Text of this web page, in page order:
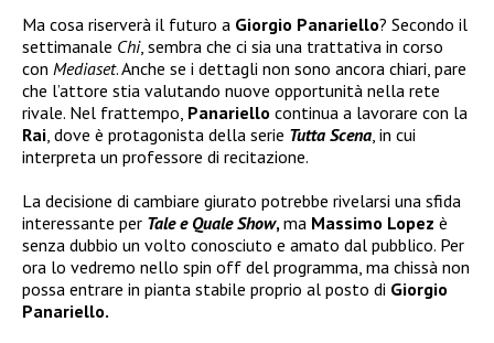
Ma cosa riserverà il futuro a Giorgio Panariello? Secondo il
settimanale Chi, sembra che ci sia una trattativa in corso
con Mediaset. Anche se i dettagli non sono ancora chiari, pare
che l’attore stia valutando nuove opportunità nella rete
rivale. Nel frattempo, Panariello continua a lavorare con la
Rai, dove è protagonista della serie Tutta Scena, in cui
interpreta un professore di recitazione.
La decisione di cambiare giurato potrebbe rivelarsi una sfida
interessante per Tale e Quale Show,ma Massimo Lopez è
senza dubbio un volto conosciuto e amato dal pubblico. Per
ora lo vedremo nello spin off del programma, ma chissà non
possa entrare in pianta stabile proprio al posto di Giorgio
Panariello.